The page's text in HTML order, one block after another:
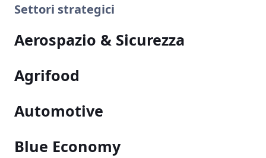
Settori strategici
Aerospazio & Sicurezza
Agrifood
Automotive
Blue Economy